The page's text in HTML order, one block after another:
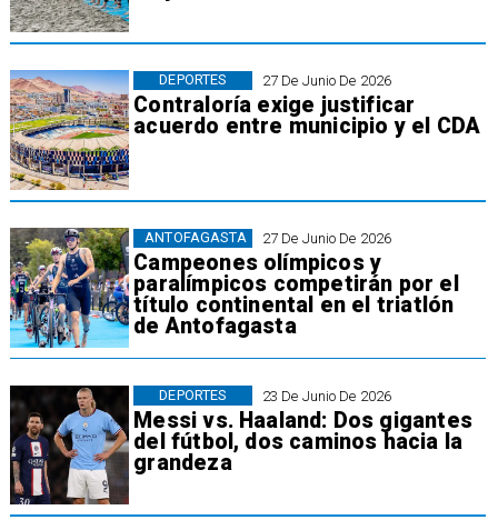
27 De Junio De 2026
Contraloría exige justificar
acuerdo entre municipio y el CDA
DEPORTES
27 De Junio De 2026
Campeones olímpicos y
paralímpicos competirán por el
título continental en el triatlón
de Antofagasta
ANTOFAGASTA
23 De Junio De 2026
Messi vs. Haaland: Dos gigantes
del fútbol, dos caminos hacia la
grandeza
DEPORTES